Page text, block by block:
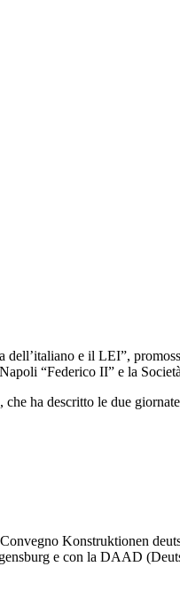
e il LEI”,
“Federico II” e la
ha descritto le due
Konstruktionen
e con la DAAD